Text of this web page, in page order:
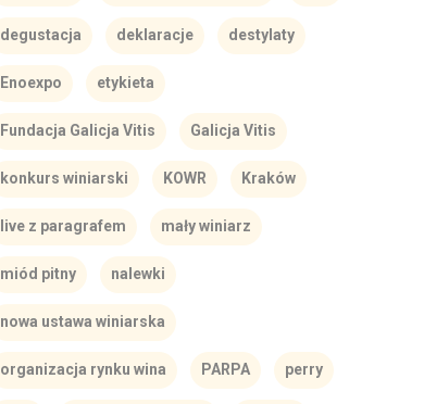
degustacja deklaracje destylaty
Enoexpo etykieta
Fundacja Galicja Vitis Galicja Vitis
konkurs winiarski KOWR Kraków
live z paragrafem mały winiarz
miód pitny nalewki
nowa ustawa winiarska
organizacja rynku wina PARPA perry